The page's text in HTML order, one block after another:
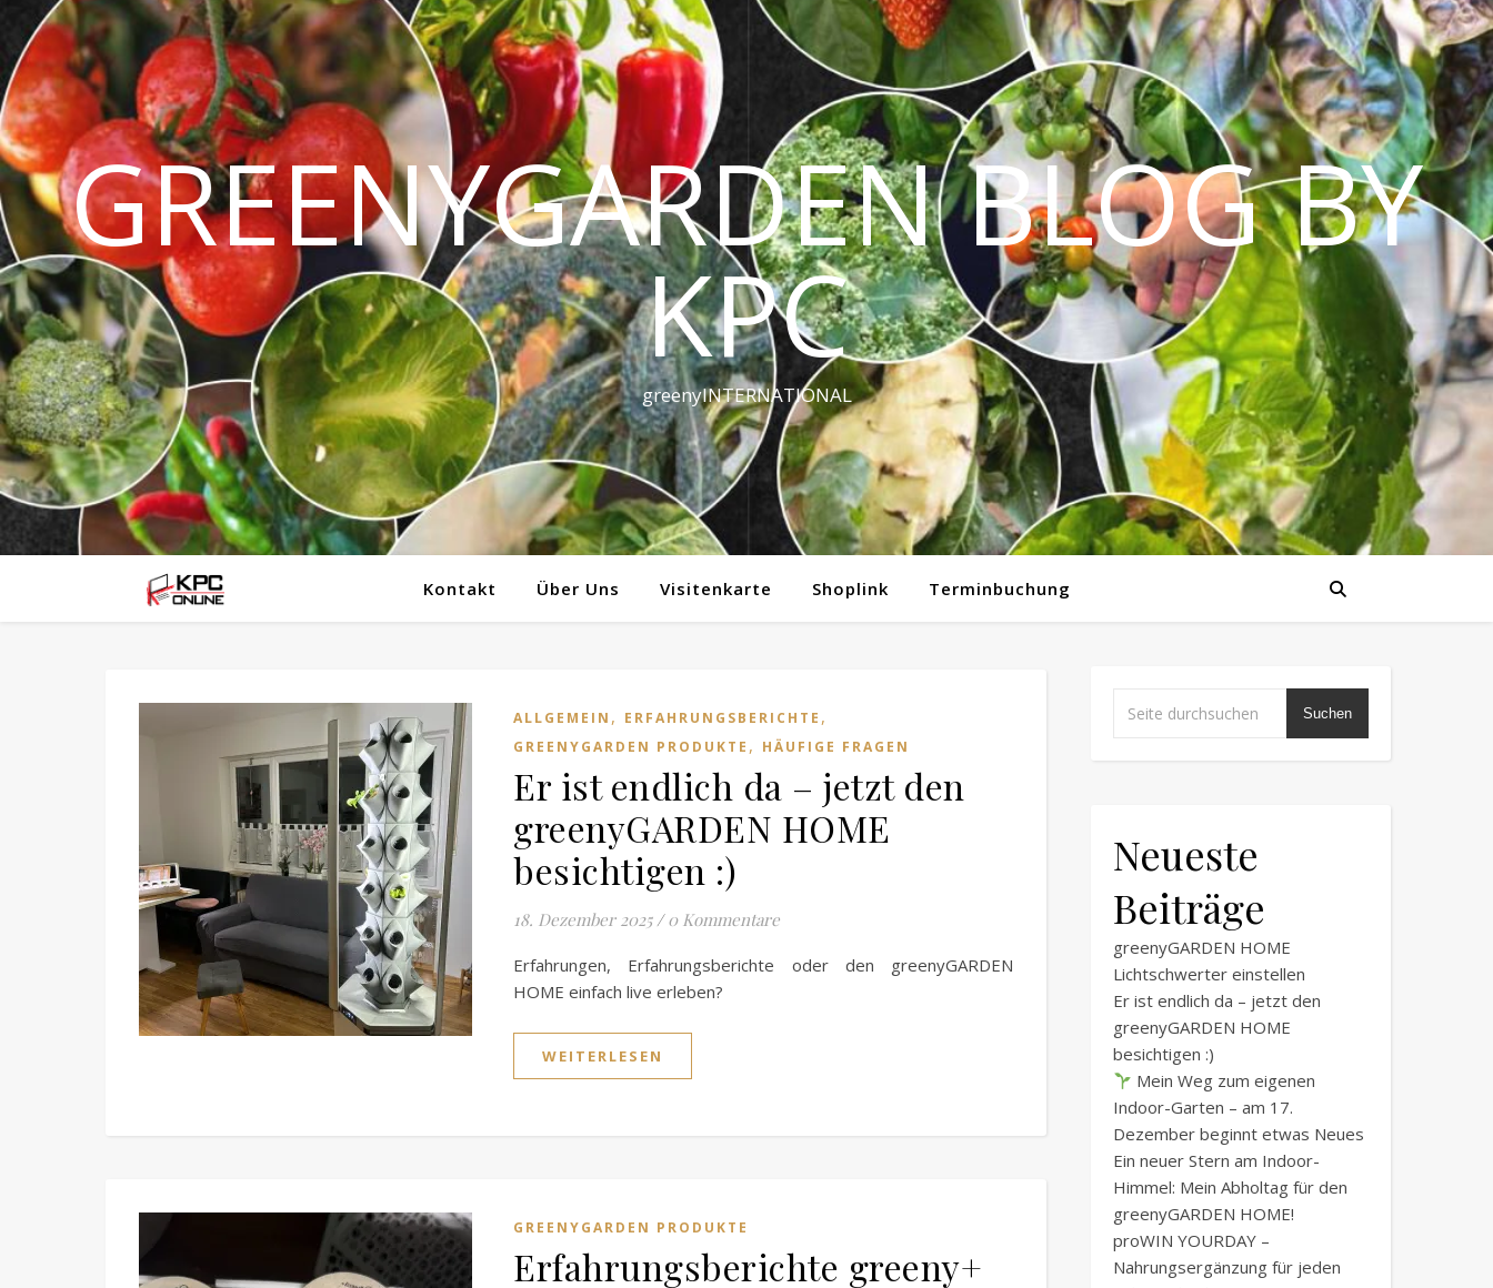
GREENYGARDEN BLOG BY
KPC
greenyINTERNATIONAL
Kontakt Über Uns Visitenkarte Shoplink Terminbuchung
ALLGEMEIN , ERFAHRUNGSBERICHTE ,
GREENYGARDEN PRODUKTE , HÄUFIGE FRAGEN
Er ist endlich da – jetzt den
greenyGARDEN HOME
besichtigen :)
18. Dezember 2025 / 0 Kommentare
Erfahrungen, Erfahrungsberichte oder den greenyGARDEN
HOME einfach live erleben?
WEITERLESEN
GREENYGARDEN PRODUKTE
Erfahrungsberichte greeny+
Suchen
Neueste
Beiträge
greenyGARDEN HOME
Lichtschwerter einstellen
Er ist endlich da – jetzt den
greenyGARDEN HOME
besichtigen :)
Mein Weg zum eigenen
Indoor-Garten – am 17.
Dezember beginnt etwas Neues
Ein neuer Stern am Indoor-
Himmel: Mein Abholtag für den
greenyGARDEN HOME!
proWIN YOURDAY –
Nahrungsergänzung für jeden